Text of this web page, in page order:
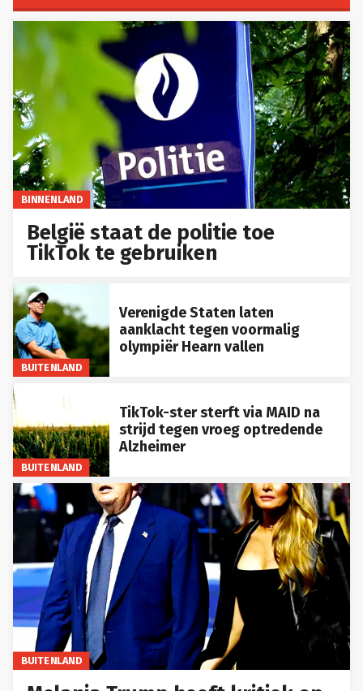
BINNENLAND
België staat de politie toe
TikTok te gebruiken
BUITENLAND
Verenigde Staten laten
aanklacht tegen voormalig
olympiër Hearn vallen
BUITENLAND
TikTok-ster sterft via MAID na
strijd tegen vroeg optredende
Alzheimer
BUITENLAND